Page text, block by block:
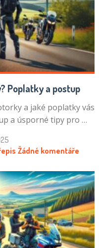
Poplatky a postup
a jaké poplatky vás
a úsporné tipy pro …
Žádné komentáře